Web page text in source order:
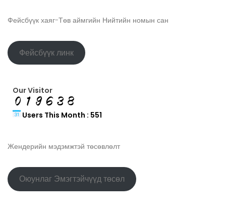
Фейсбүүк хаяг-Төв аймгийн Нийтийн номын сан
Фейсбүүк линк
Our Visitor
Users This Month : 551
Жендерийн мэдэмжтэй төсөвлөлт
Оюунлаг Эмэгтэйчүүд төсөл